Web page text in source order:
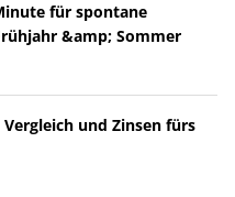
für spontane
&amp; Sommer
Vergleich und Zinsen fürs